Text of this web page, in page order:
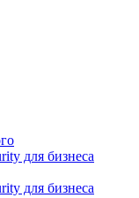
для бизнеса
для бизнеса